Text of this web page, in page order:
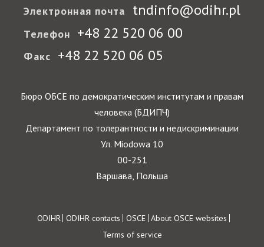
Электронная почта tndinfo@odihr.pl
Телефон +48 22 520 06 00
Факс +48 22 520 06 05
Бюро ОБСЕ по демократическим институтам и правам
человека (БДИПЧ)
Департамент по толерантности и недискриминации
Ул. Miodowa 10
00-251
Варшава, Польша
Footer
ODIHR ODIHR contacts OSCE About OSCE websites
Terms of service